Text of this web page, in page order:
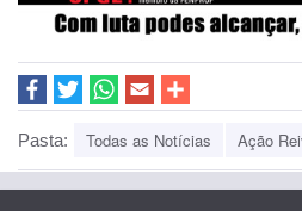
Pasta: Todas as Notícias Ação